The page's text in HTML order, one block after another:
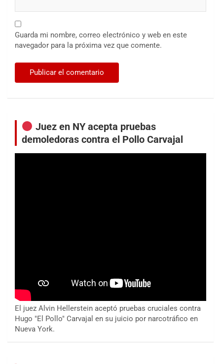
Guarda mi nombre, correo electrónico y web en este
navegador para la próxima vez que comente.
Juez en NY acepta pruebas
demoledoras contra el Pollo Carvajal
El juez Alvin Hellerstein aceptó pruebas cruciales contra
Hugo "El Pollo" Carvajal en su juicio por narcotráfico en
Nueva York.